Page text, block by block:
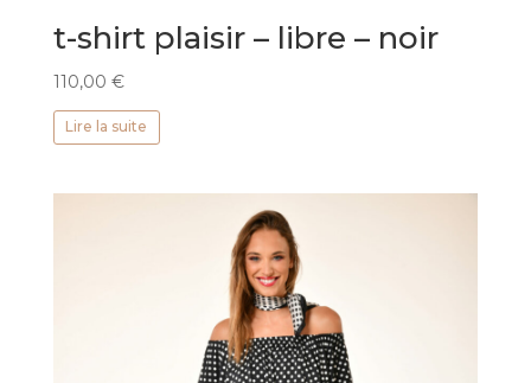
t-shirt plaisir – libre – noir
110,00 €
Lire la suite